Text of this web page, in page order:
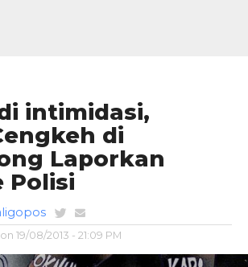
intimidasi,
di
Laporkan
Polisi
19/08/2013 - 21:09 PM